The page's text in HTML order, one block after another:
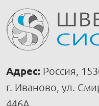
Адрес: Россия,
г. Иваново, ул.